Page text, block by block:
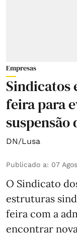
Empresas
Sindicatos
feira para
suspensão
DN/Lusa
Publicado a: 07
O Sindicato
estruturas
feira com a
encontrar